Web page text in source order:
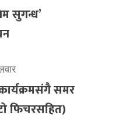
सुगन्ध’
समर
फिचरसहित)